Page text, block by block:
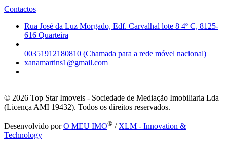
Contactos
Rua José da Luz Morgado, Edf. Carvalhal lote 8 4º C, 8125-
616 Quarteira
00351912180810 (Chamada para a rede móvel nacional)
xanamartins1@gmail.com
© 2026 Top Star Imoveis - Sociedade de Mediação Imobiliaria Lda
(Licença AMI 19432). Todos os direitos reservados.
Desenvolvido porO MEU IMO® / XLM - Innovation &
Technology